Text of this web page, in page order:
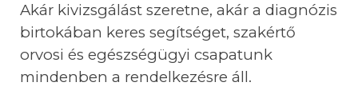
Akár kivizsgálást szeretne, akár a diagnózis
birtokában keres segítséget, szakértő
orvosi és egészségügyi csapatunk
mindenben a rendelkezésre áll.